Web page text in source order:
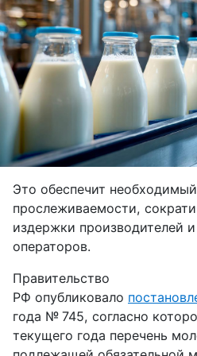
Это обеспечит
прослеживаемости,
издержки производителей
операторов.
Правительство
РФ опубликовало
года № 745, согласно
текущего года перечень